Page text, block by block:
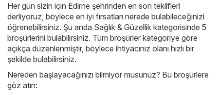
Her gün sizin için Edirne şehrinden en son teklifleri
derliyoruz, böylece en iyi fırsatları nerede bulabileceğinizi
öğrenebilirsiniz. Şu anda Sağlık & Güzellik kategorisinde 5
broşürlerini bulabilirsiniz. Tüm broşürler kategoriye göre
açıkça düzenlenmiştir, böylece ihtiyacınız olanı hızlı bir
şekilde bulabilirsiniz.
Nereden başlayacağınızı bilmiyor musunuz? Bu broşürlere
göz atın: